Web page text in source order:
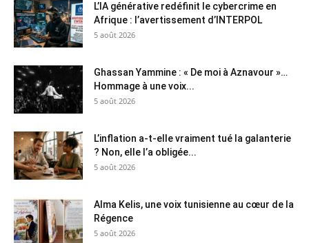
L’IA générative redéfinit le cybercrime en
Afrique : l’avertissement d’INTERPOL
5 août 2026
Ghassan Yammine : « De moi à Aznavour »…
Hommage à une voix...
5 août 2026
L’inflation a-t-elle vraiment tué la galanterie
? Non, elle l’a obligée...
5 août 2026
Alma Kelis, une voix tunisienne au cœur de la
Régence
5 août 2026